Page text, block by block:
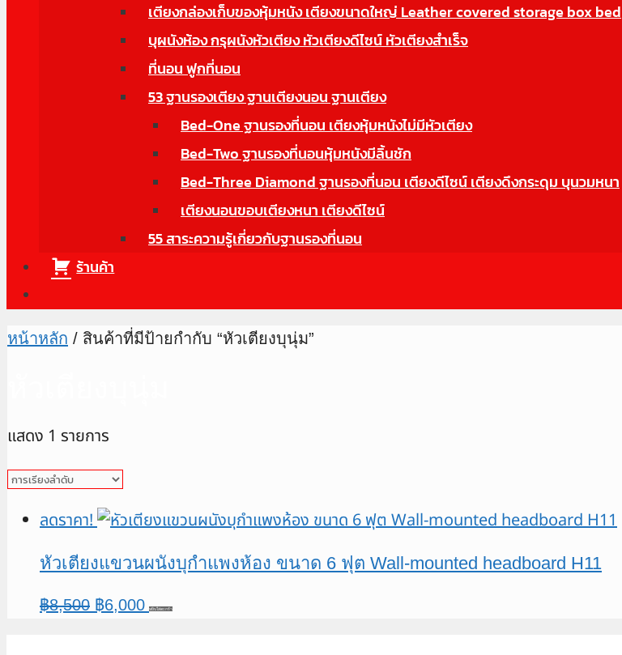
เตียงกล่องเก็บของหุ้มหนัง เตียงขนาดใหญ่ Leather covered storage box bed
บุผนังห้อง กรุผนังหัวเตียง หัวเตียงดีไซน์ หัวเตียงสำเร็จ
ที่นอน ฟูกที่นอน
53 ฐานรองเตียง ฐานเตียงนอน ฐานเตียง
Bed-One ฐานรองที่นอน เตียงหุ้มหนังไม่มีหัวเตียง
Bed-Two ฐานรองที่นอนหุ้มหนังมีลิ้นชัก
Bed-Three Diamond ฐานรองที่นอน เตียงดีไซน์ เตียงดึงกระดุม บุนวมหนา
เตียงนอนขอบเตียงหนา เตียงดีไซน์
55 สาระความรู้เกี่ยวกับฐานรองที่นอน
ร้านค้า
หน้าหลัก / สินค้าที่มีป้ายกำกับ “หัวเตียงบุนุ่ม”
แสดง 1 รายการ
ลดราคา!
หัวเตียงแขวนผนังบุกำแพงห้อง ขนาด 6 ฟุต Wall-mounted headboard H11
฿8,500 Original
฿6,000Current
หยิบใส่ตะกร้า